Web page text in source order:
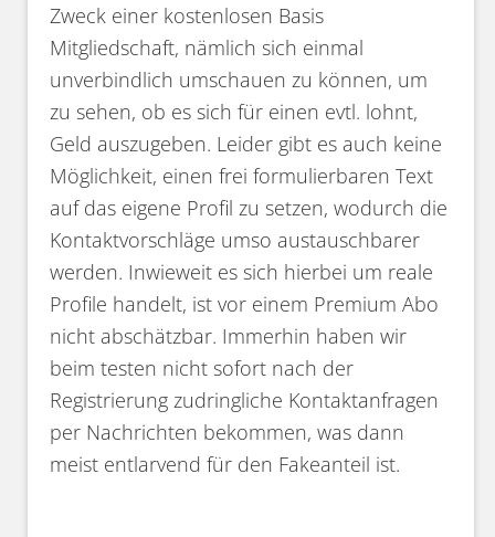
Zweck einer kostenlosen Basis
Mitgliedschaft, nämlich sich einmal
unverbindlich umschauen zu können, um
zu sehen, ob es sich für einen evtl. lohnt,
Geld auszugeben. Leider gibt es auch keine
Möglichkeit, einen frei formulierbaren Text
auf das eigene Profil zu setzen, wodurch die
Kontaktvorschläge umso austauschbarer
werden. Inwieweit es sich hierbei um reale
Profile handelt, ist vor einem Premium Abo
nicht abschätzbar. Immerhin haben wir
beim testen nicht sofort nach der
Registrierung zudringliche Kontaktanfragen
per Nachrichten bekommen, was dann
meist entlarvend für den Fakeanteil ist.